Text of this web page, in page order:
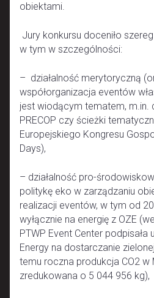
obiektami.
Jury konkursu doceniło
w tym w szczególności:
– działalność merytoryczną
współorganizacja eventów
jest wiodącym tematem, m.in.
PRECOP czy ścieżki
Europejskiego Kongresu
Days),
– działalność pro-
politykę eko w zarządzaniu
realizacji eventów, w tym od
wyłącznie na energię z OZE
PTWP Event Center
Energy na dostarczanie
temu roczna produkcja CO2 w
zredukowana o 5 044 956 kg),